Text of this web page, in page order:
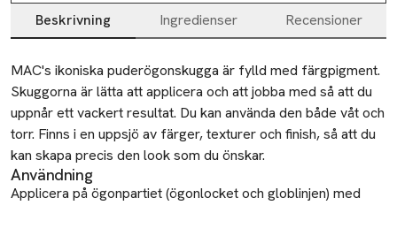
Beskrivning Ingredienser Recensioner
Beskrivning
MAC's ikoniska puderögonskugga är fylld med färgpigment.
Skuggorna är lätta att applicera och att jobba med så att du
uppnår ett vackert resultat. Du kan använda den både våt och
torr. Finns i en uppsjö av färger, texturer och finish, så att du
kan skapa precis den look som du önskar.
Användning
Applicera på ögonpartiet (ögonlocket och globlinjen) med